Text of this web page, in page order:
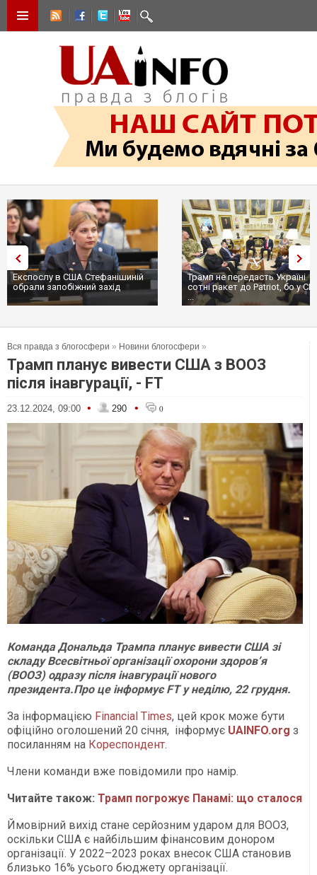
Експослу в США Стефанішиній
обрали запобіжний захід
Трамп не передасть Україні
сотні ракет до Patriot, бо у
...
Вся правда з блогосфери » Новини блогосфери »
Трамп планує вивести США з ВООЗ
після інавгурації, - FT
23.12.2024, 09:00 • 290 • 0
Команда Дональда Трампа планує вивести США зі
складу Всесвітньої організації охорони здоров’я
(ВООЗ) одразу після інавгурації нового
президента.Про це інформує FT у неділю, 22 грудня.
За інформацією Financial Times, цей крок може бути
офіційно оголошений 20 січня, інформує UAINFO.org з
посиланням на Кореспондент.
Члени команди вже повідомили про намір.
Читайте також: Трамп погрожує Панамі: що сталося
Ймовірний вихід стане серйозним ударом для ВООЗ,
оскільки США є найбільшим фінансовим донором
організації. У 2022–2023 роках внесок США становив
близько 16% усього бюджету організації.